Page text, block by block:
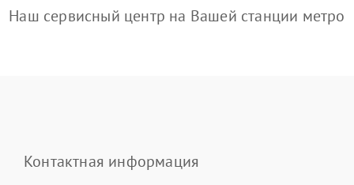
Наш сервисный центр на Вашей станции метро
Контактная информация